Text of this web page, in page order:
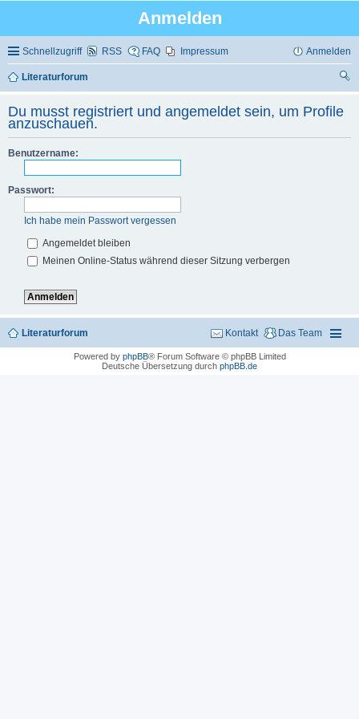
Anmelden
Schnellzugriff RSS FAQ Impressum Anmelden
Literaturforum
he
Du musst registriert und angemeldet sein, um Profile
anzuschauen.
Benutzername:
Passwort:
Ich habe mein Passwort vergessen
Angemeldet bleiben
Meinen Online-Status während dieser Sitzung verbergen
Literaturforum Das Team
Kontakt
Powered by phpBB® Forum Software © phpBB Limited
Deutsche Übersetzung durch phpBB.de